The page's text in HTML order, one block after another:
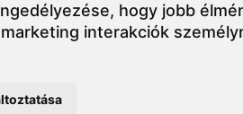
, hogy jobb
interakciók